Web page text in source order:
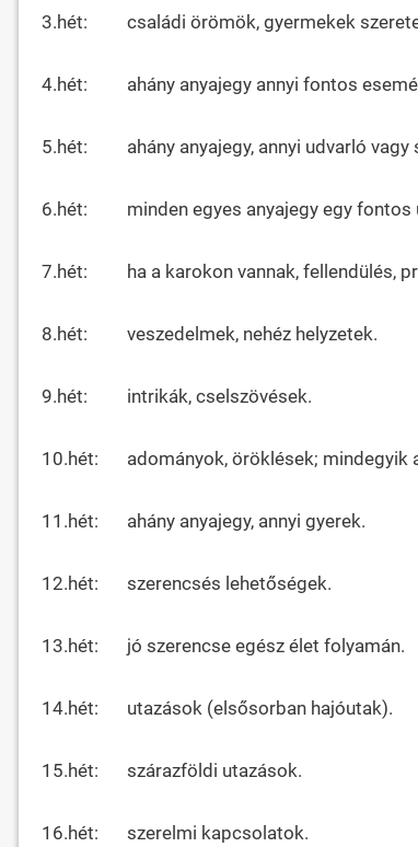
3.hét: családi örömök, gyermekek
4.hét: ahány anyajegy annyi fontos
5.hét: ahány anyajegy, annyi udvarló vagy
6.hét: minden egyes anyajegy egy fontos
7.hét: ha a karokon vannak, fellendülés,
8.hét: veszedelmek, nehéz helyzetek.
9.hét: intrikák, cselszövések.
10.hét: adományok, öröklések; mindegyik
11.hét: ahány anyajegy, annyi gyerek.
12.hét: szerencsés lehetőségek.
13.hét: jó szerencse egész élet folyamán.
14.hét: utazások (elsősorban hajóutak).
15.hét: szárazföldi utazások.
16.hét: szerelmi kapcsolatok.